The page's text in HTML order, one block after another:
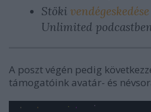
Stöki vendégeskedése
Unlimited
A poszt végén pedig
támogatóink avatár- és